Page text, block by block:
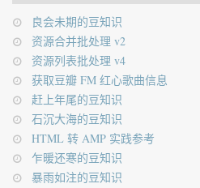
良会未期的豆知识
资源合并批处理 v2
资源列表批处理 v4
获取豆瓣 FM 红心歌曲信息
赶上年尾的豆知识
石沉大海的豆知识
HTML 转 AMP 实践参考
乍暖还寒的豆知识
暴雨如注的豆知识